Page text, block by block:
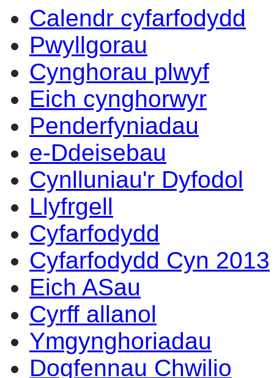
Calendr cyfarfodydd
Pwyllgorau
Cynghorau plwyf
Eich cynghorwyr
Penderfyniadau
e-Ddeisebau
Cynlluniau'r Dyfodol
Llyfrgell
Cyfarfodydd
Cyfarfodydd Cyn 2013
Eich ASau
Cyrff allanol
Ymgynghoriadau
Dogfennau Chwilio